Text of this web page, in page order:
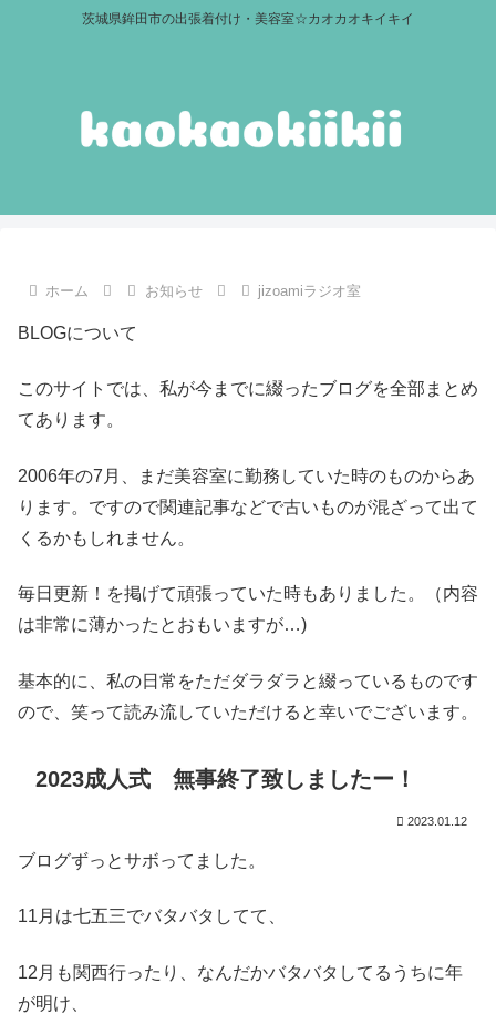
茨城県鉾田市の出張着付け・美容室☆カオカオキイキイ
ホーム お知らせ jizoamiラジオ室
BLOGについて
このサイトでは、私が今までに綴ったブログを全部まとめ
てあります。
2006年の7月、まだ美容室に勤務していた時のものからあ
ります。ですので関連記事などで古いものが混ざって出て
くるかもしれません。
毎日更新！を掲げて頑張っていた時もありました。（内容
は非常に薄かったとおもいますが…)
基本的に、私の日常をただダラダラと綴っているものです
ので、笑って読み流していただけると幸いでございます。
2023成人式 無事終了致しましたー！
2023.01.12
ブログずっとサボってました。
11月は七五三でバタバタしてて、
12月も関西行ったり、なんだかバタバタしてるうちに年
が明け、